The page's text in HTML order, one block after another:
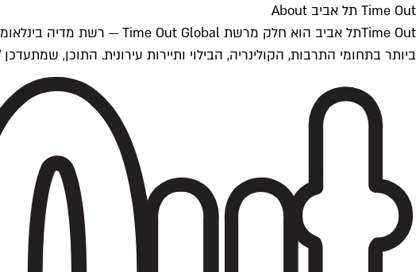
Time Out תל אביב About
ביותר בתחומי התרבות, הקולינריה, הבילוי ותיירות עירונית. התוכן, שמתעדכן 24/7, נכתב ונערך על ידי צוות עיתונאים מקצועי מקומי בישראל, בהתאם לסטנדרטים של Time Out העולמית.